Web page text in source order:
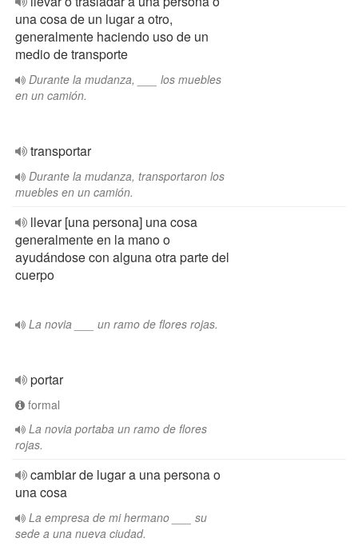
una cosa de un lugar a otro,
generalmente haciendo uso de un
medio de transporte
Durante la mudanza, ___ los muebles
en un camión.
transportar
Durante la mudanza, transportaron los
muebles en un camión.
llevar [una persona] una cosa
generalmente en la mano o
ayudándose con alguna otra parte del
cuerpo
La novia ___ un ramo de flores rojas.
portar
formal
La novia portaba un ramo de flores
rojas.
cambiar de lugar a una persona o
una cosa
La empresa de mi hermano ___ su
sede a una nueva ciudad.